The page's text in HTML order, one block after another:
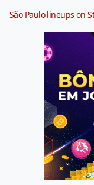
São Paulo lineups on